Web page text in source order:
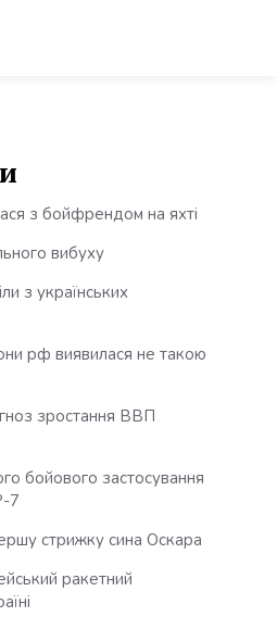
з бойфрендом на яхті
вибуху
з українських
рф виявилася не такою
зростання ВВП
бойового застосування
7
стрижку сина Оскара
ракетний